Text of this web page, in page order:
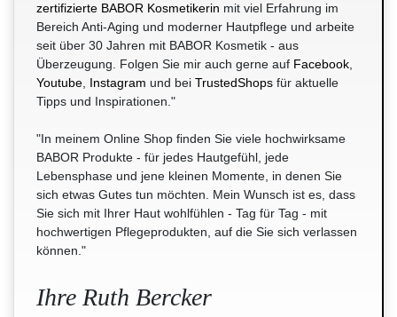
zertifizierte BABOR Kosmetikerin mit viel Erfahrung im
Bereich Anti-Aging und moderner Hautpflege und arbeite
seit über 30 Jahren mit BABOR Kosmetik - aus
Überzeugung. Folgen Sie mir auch gerne auf Facebook
Youtube Instagram und bei TrustedShops für aktuelle
Tipps und Inspirationen."
"In meinem Online Shop finden Sie viele hochwirksame
BABOR Produkte - für jedes Hautgefühl, jede
Lebensphase und jene kleinen Momente, in denen Sie
sich etwas Gutes tun möchten. Mein Wunsch ist es, dass
Sie sich mit Ihrer Haut wohlfühlen - Tag für Tag - mit
hochwertigen Pflegeprodukten, auf die Sie sich verlassen
können."
Ihre Ruth Bercker